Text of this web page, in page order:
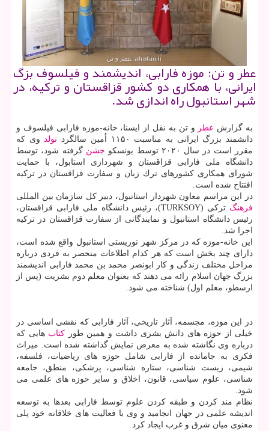
عطر و تن: موزه فارابی، اندیشمند و فیلسوف بزگ
ایرانی، با همكاری دو كشور قزاقستان و تركیه، در
شهر استانبول راه اندازی شد.
به گزارش عطر و تن به نقل از ایسنا، خانه-موزه فارابی فیلسوف و
دانشمند بزرگ ایرانی به مناسبت ۱۱۵۰ اُمین سالگرد
تولد وی كه
مقرر است در سال ۲۰۲۰ توسط یونسكو
جشن گرفته شود، توسط
دانشگاه ملی فارابی قزاقستان و شهرداری استابول، با حمایت
شورای همكاری كشورهای ترك زبان و سفارت قزاقستان در تركیه
افتتاح شده است.
در این مراسم معاون شهردار استانبول، دبیر كل سازمان بین المللی
فرهنگ
تركی (TURKSOY)، رئیس دانشگاه ملی فارابی قزاقستان،
رئیس دانشگاه استانبول و نمایندگانی از سفارت قزاقستان در تركیه
اجرا شد.
این خانه-موزه كه در مركز شهر توریستی استانبول واقع شده است،
دارای چند بخش است كه هر كدام اطلاعات منحصر به فردی درباره
مراحل مختلف زندگی و كار ابونصر محمد بن محمد فارابی اندیشمند
بزرگ جهان اسلام رائه می دهند كه بعنوان معلم دوم بشریت (پس از
ارسطو، معلم اول) شناخته می شود.
در این موزه، مجسمه، آثار تاریخی، آثار فارابی كه نقشی اساسی در
خیلی از حوزه های دانش بشری داشت و همین طور كتاب هایی كه
درباره وی نگاشته شده به معرض نمایش گذاشته شده است. میراث
فكری به جامانده از فارابی شامل حوزه های ریاضیات، فلسفه،
شیمی، زیست شناسی، ستاره شناسی، پزشكی، منطق، جامعه
شناسی، علوم سیاسی، قانون، اخلاق و سایر حوزه های علمی می
شود.
نظام مند كردن و طبقه كردن علوم توسط فارابی بعدها به توسعه
اندیشه علمی در جهان انجامید و وی با فعالیت های خلاقانه خود پلی
معنوی میان شرق و غرب ایجاد كرد.